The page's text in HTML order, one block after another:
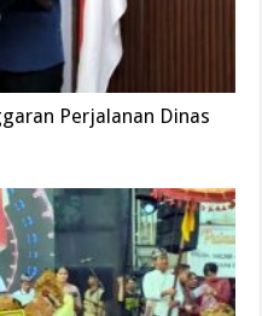
Perjalanan Dinas